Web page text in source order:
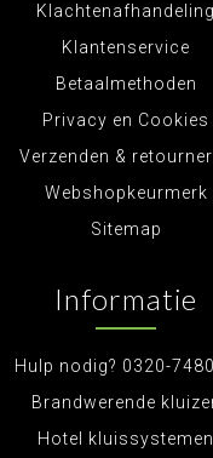
Klachtenafhandeling
Klantenservice
Betaalmethoden
Privacy en Cookies
Verzenden &
Webshopkeurmerk
Sitemap
Informatie
Hulp nodig? 0320-
Brandwerende
Hotel kluissystemen